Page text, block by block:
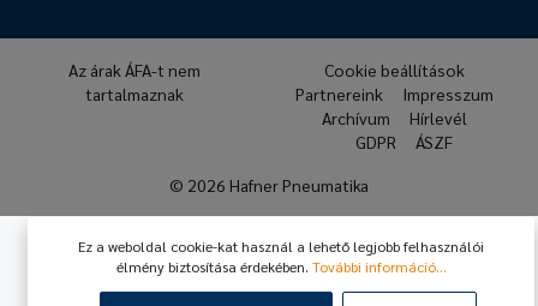
© 2026 Hafner Pneumatika
Az árak ÁFA-t nem
tartalmaznak
Cookie beállítások
Partnereink
Impresszum
Archívum
Hírlevél
GDPR
ÁSZF
Ez a weboldal cookie-kat használ a lehető legjobb felhasználói
élmény biztosítása érdekében. További információ...